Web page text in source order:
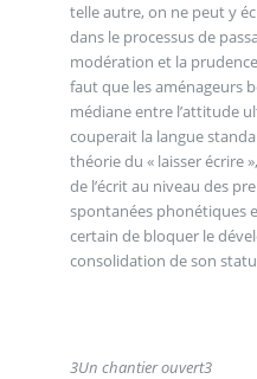
telle autre, on ne peut y
dans le processus de
modération et la
faut que les aménageurs
médiane entre l’attitude
couperait la langue
théorie du « laisser écrire
de l’écrit au niveau des
spontanées phonétiques
certain de bloquer le
consolidation de son
3Un chantier ouvert3